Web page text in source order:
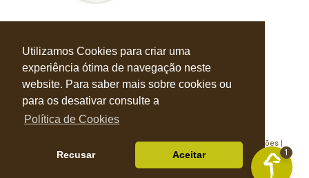
Utilizamos Cookies para criar uma
experiência ótima de navegação neste
website. Para saber mais sobre cookies ou
para os desativar consulte a
Política de Cookies
Recusar Aceitar
Política de Cookies | Livro de Reclamações |
© Balbino & Faustino 2026 Todos os direitos reservados
1